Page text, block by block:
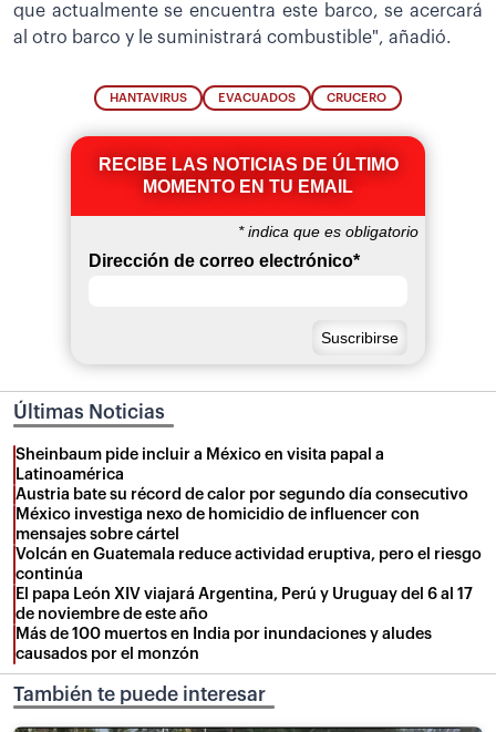
que actualmente se encuentra este barco, se acercará
al otro barco y le suministrará combustible", añadió.
HANTAVIRUS EVACUADOS CRUCERO
RECIBE LAS NOTICIAS DE ÚLTIMO
MOMENTO EN TU EMAIL
*indica que es obligatorio
Dirección de correo electrónico*
Últimas Noticias
Sheinbaum pide incluir a México en visita papal a
Latinoamérica
Austria bate su récord de calor por segundo día consecutivo
México investiga nexo de homicidio de influencer con
mensajes sobre cártel
Volcán en Guatemala reduce actividad eruptiva, pero el riesgo
continúa
El papa León XIV viajará Argentina, Perú y Uruguay del 6 al 17
de noviembre de este año
Más de 100 muertos en India por inundaciones y aludes
causados por el monzón
También te puede interesar